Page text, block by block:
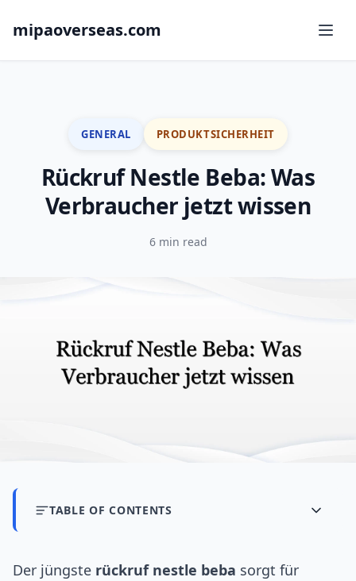
mipaoverseas.com
GENERAL PRODUKTSICHERHEIT
Rückruf Nestle Beba: Was
Verbraucher jetzt wissen
6 min read
TABLE OF CONTENTS
Der jüngste rückruf nestle beba sorgt für